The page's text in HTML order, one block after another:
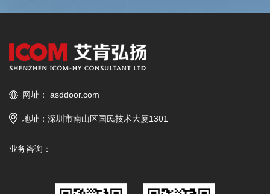
网址： asddoor.com
地址：深圳市南山区国民技术大厦1301
业务咨询：